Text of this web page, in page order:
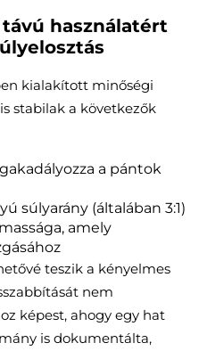
használatért
kialakított minőségi
stabilak a következők
a pántok
súlyarány (általában 3:1)
amely
teszik a kényelmes
nem
képest, ahogy egy hat
is dokumentálta,